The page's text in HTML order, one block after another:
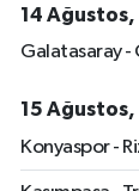
14 Ağustos,
Galatasaray -
15
Konyaspor -